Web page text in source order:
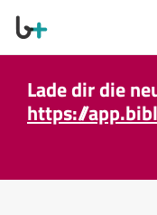
Lade dir die
https://